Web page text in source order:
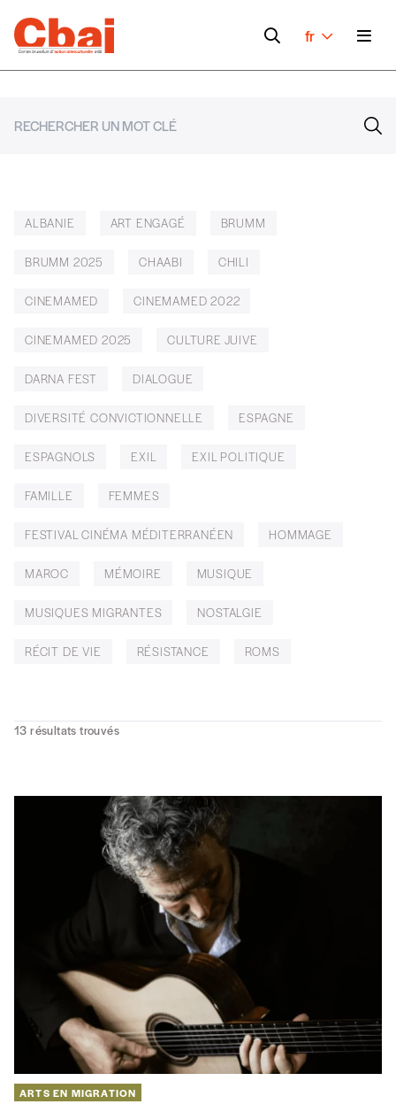
fr
ALBANIE ART ENGAGÉ BRUMM
BRUMM 2025 CHAABI CHILI
CINEMAMED CINEMAMED 2022
CINEMAMED 2025 CULTURE JUIVE
DARNA FEST DIALOGUE
DIVERSITÉ CONVICTIONNELLE ESPAGNE
ESPAGNOLS EXIL EXIL POLITIQUE
FAMILLE FEMMES
FESTIVAL CINÉMA MÉDITERRANÉEN HOMMAGE
MAROC MÉMOIRE MUSIQUE
MUSIQUES MIGRANTES NOSTALGIE
RÉCIT DE VIE RÉSISTANCE ROMS
13 résultats trouvés
ARTS EN MIGRATION